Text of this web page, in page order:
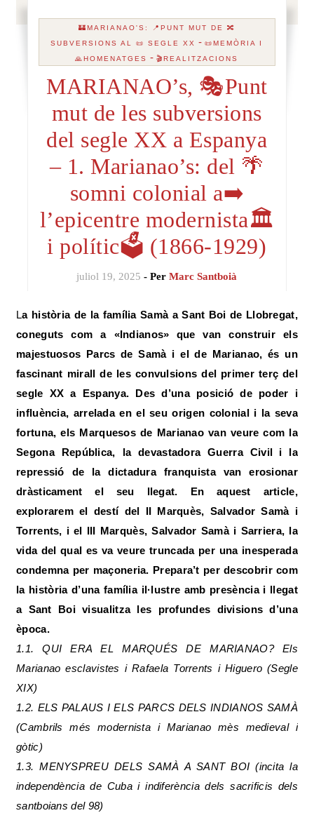
🏰MARIANAO'S: 📍PUNT MUT DE 🔀
SUBVERSIONS AL 📜 SEGLE XX
-📜MEMÒRIA I
🙏HOMENATGES
-🎬REALITZACIONS
MARIANAO’s, 🎭Punt
mut de les subversions
del segle XX a Espanya
– 1. Marianao’s: del 🌴
somni colonial a➡️
l’epicentre modernista🏛️
i polític🗳️ (1866-1929)
juliol 19, 2025 - PerMarc Santboià
La història de la família Samà a Sant Boi de Llobregat,
coneguts com a «Indianos»
que van construir els
majestuosos Parcs de Samà i el de Marianao, és un
fascinant mirall de les convulsions del primer terç del
segle XX a Espanya. Des d’una posició de poder i
influència, arrelada en el seu origen colonial i la seva
fortuna, els Marquesos de Marianao van veure com la
Segona República, la devastadora Guerra Civil i la
repressió de la dictadura franquista van erosionar
dràsticament el seu llegat. En aquest article,
explorarem el destí del II Marquès, Salvador Samà i
Torrents, i el III Marquès, Salvador Samà i Sarriera, la
vida del qual es va veure truncada per una inesperada
condemna per maçoneria. Prepara’t per descobrir com
la història d’una família il·lustre amb presència i llegat
a Sant Boi visualitza les profundes divisions d’una
època.
1.1. QUI ERA EL MARQUÉS DE MARIANAO? Els
Marianao esclavistes i Rafaela Torrents i Higuero (Segle
XIX)
1.2. ELS PALAUS I ELS PARCS DELS INDIANOS SAMÀ
(Cambrils més modernista i Marianao mès medieval i
gòtic)
1.3. MENYSPREU DELS SAMÀ A SANT BOI (incita la
independència de Cuba i indiferència dels sacrificis dels
santboians del 98)